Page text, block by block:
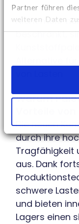
Partner führen
weiteren Daten
haben oder die sie
Informationen
Nicht mehr
beschränkt,
Warum
Vorteile
Die neuen
durch ihre
Tragfähigkeit
aus. Dank
schwere
und bieten
Lagers einen